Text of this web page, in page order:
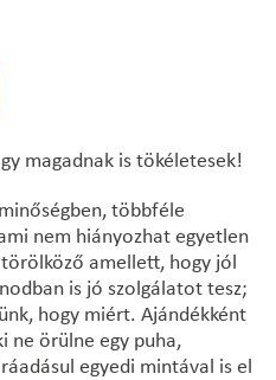
magadnak is tökéletesek!
többféle
nem hiányozhat egyetlen
amellett, hogy jól
is jó szolgálatot tesz;
hogy miért. Ajándékként
ne örülne egy puha,
egyedi mintával is el